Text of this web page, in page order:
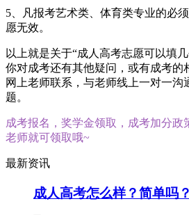
5、凡报考艺术类、体育类专业的必
愿无效。
以上就是关于“成人高考志愿可以填
你对成考还有其他疑问，或有成考的
网上老师联系，与老师线上一对一沟
题。
成考报名，奖学金领取，成考加分政
老师就可领取哦~
最新资讯
成人高考怎么样？简单吗